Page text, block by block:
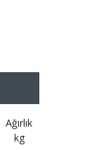
Ağırlık
kg